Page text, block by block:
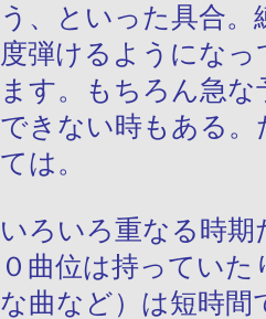
う、といった具合
度弾けるようにな
ます。もちろん急
できない時もある
ては。
いろいろ重なる時期
０曲位は持ってい
な曲など）は短時間